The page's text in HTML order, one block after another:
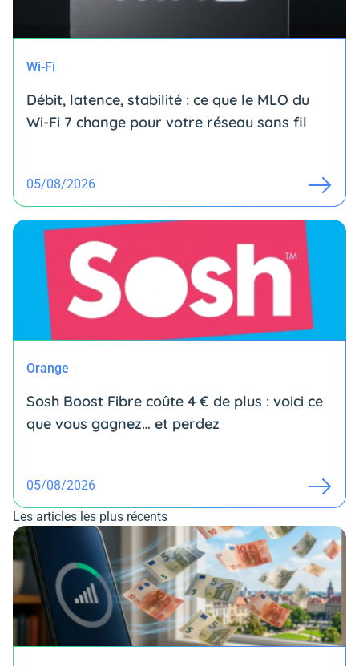
Wi-Fi
Débit, latence, stabilité : ce que le MLO du
Wi-Fi 7 change pour votre réseau sans fil
05/08/2026
Orange
Sosh Boost Fibre coûte 4 € de plus : voici ce
que vous gagnez… et perdez
05/08/2026
Les articles les plus récents